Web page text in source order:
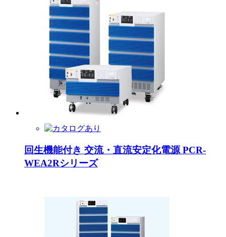
回生機能付き 交流・直流安定化電源 PCR-
WEA2Rシリーズ